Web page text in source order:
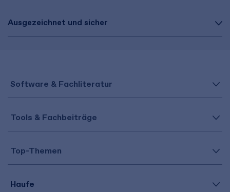
Ausgezeichnet und sicher
Software & Fachliteratur
Tools & Fachbeiträge
Top-Themen
Haufe